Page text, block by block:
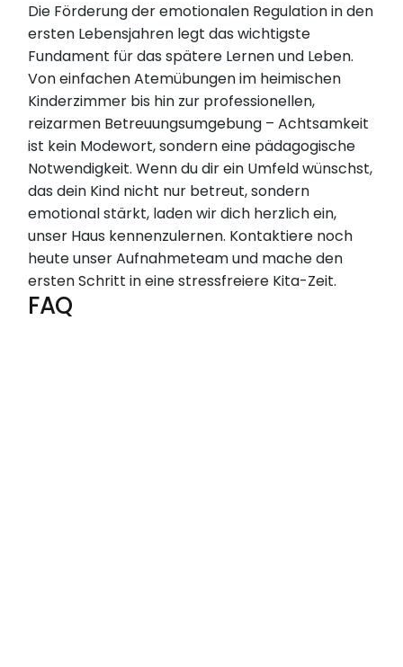
Die Förderung der emotionalen Regulation in den
ersten Lebensjahren legt das wichtigste
Fundament für das spätere Lernen und Leben.
Von einfachen Atemübungen im heimischen
Kinderzimmer bis hin zur professionellen,
reizarmen Betreuungsumgebung – Achtsamkeit
ist kein Modewort, sondern eine pädagogische
Notwendigkeit. Wenn du dir ein Umfeld wünschst,
das dein Kind nicht nur betreut, sondern
emotional stärkt, laden wir dich herzlich ein,
unser Haus kennenzulernen. Kontaktiere noch
heute unser Aufnahmeteam und mache den
ersten Schritt in eine stressfreiere Kita-Zeit.
FAQ